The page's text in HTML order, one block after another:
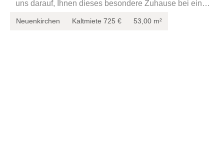
uns darauf, Ihnen dieses besondere Zuhause bei einer
Neuenkirchen Kaltmiete 725 € 53,00 m²